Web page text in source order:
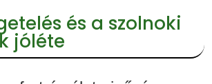
és a szolnoki
jóléte